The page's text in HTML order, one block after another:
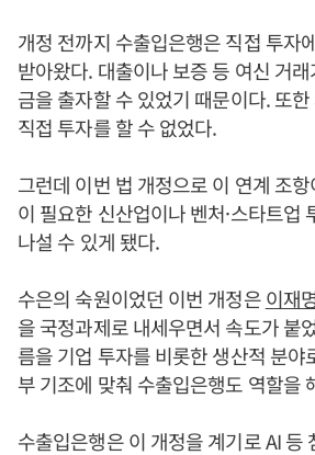
개정 전까지 수출입은행은 직접 투자
받아왔다. 대출이나 보증 등 여신 거
금을 출자할 수 있었기 때문이다. 또
직접 투자를 할 수 없었다.
그런데 이번 법 개정으로 이 연계 조
이 필요한 신산업이나 벤처·스타트업
나설 수 있게 됐다.
수은의 숙원이었던 이번 개정은이재
을 국정과제로 내세우면서 속도가 붙
름을 기업 투자를 비롯한 생산적 분야
부 기조에 맞춰 수출입은행도 역할을
수출입은행은 이 개정을 계기로 AI 등